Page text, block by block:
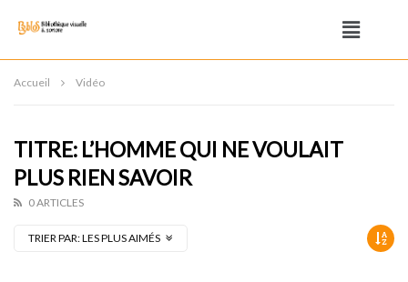
Accueil Vidéo
TITRE: L’HOMME QUI NE VOULAIT
PLUS RIEN SAVOIR
0 ARTICLES
TRIER PAR:LES PLUS AIMÉS